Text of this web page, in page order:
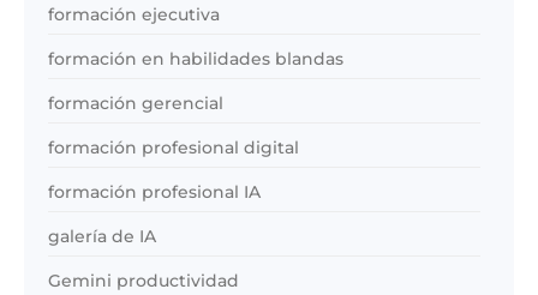
formación ejecutiva
formación en habilidades blandas
formación gerencial
formación profesional digital
formación profesional IA
galería de IA
Gemini productividad